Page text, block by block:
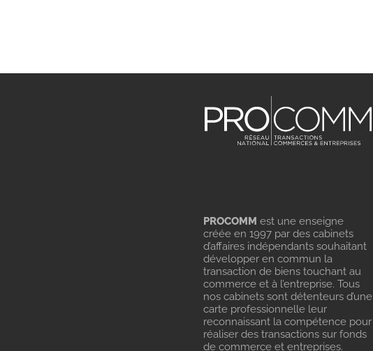
PROCOMM est une enseigne
créée en 1997 par des cabinets
d’affaires indépendants souhaitant
développer en commun la
transaction de biens touchant au
commerce et à l’entreprise. Tous
nos cabinets sont détenteurs d’une
carte professionnelle leur
reconnaissant la compétence pour
réaliser des transactions sur fonds
de commerce et entreprises.